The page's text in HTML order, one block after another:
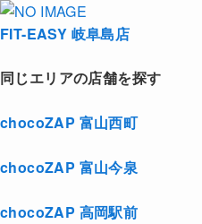
FIT-EASY 岐阜島店
同じエリアの店舗を探す
chocoZAP 富山西町
chocoZAP 富山今泉
chocoZAP 高岡駅前